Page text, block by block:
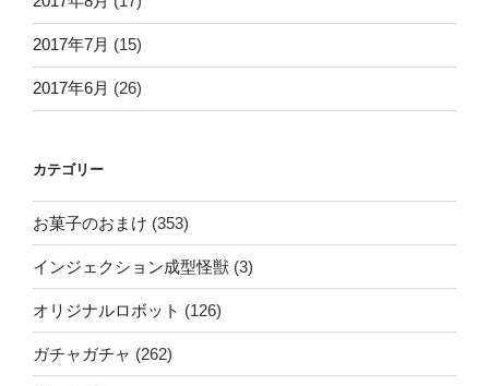
2017年7月 (15)
2017年6月 (26)
カテゴリー
お菓子のおまけ (353)
インジェクション成型怪獣 (3)
オリジナルロボット (126)
ガチャガチャ (262)